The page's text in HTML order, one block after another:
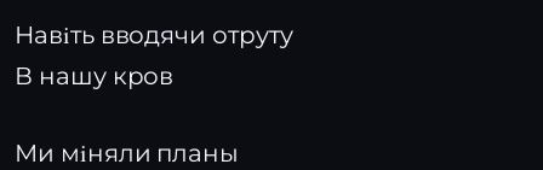
Навiть вводячи отруту
В нашу кров
Ми мiняли планы